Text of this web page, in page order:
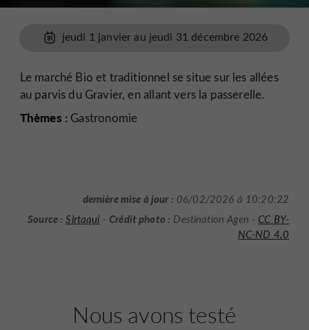
jeudi 1 janvier au jeudi 31 décembre 2026
Le marché Bio et traditionnel se situe sur les allées
au parvis du Gravier, en allant vers la passerelle.
Thèmes : Gastronomie
dernière mise à jour : 06/02/2026 à 10:20:22
Source : Sirtaqui -Crédit photo : Destination Agen - CC BY-
NC-ND 4.0
Nous avons testé